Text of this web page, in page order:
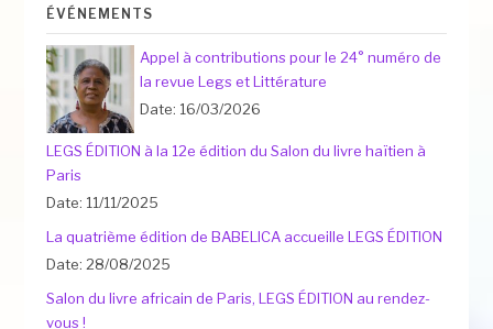
ÉVÉNEMENTS
Appel à contributions pour le 24° numéro de
la revue Legs et Littérature
Date: 16/03/2026
LEGS ÉDITION à la 12e édition du Salon du livre haïtien à
Paris
Date: 11/11/2025
La quatrième édition de BABELICA accueille LEGS ÉDITION
Date: 28/08/2025
Salon du livre africain de Paris, LEGS ÉDITION au rendez-
vous !